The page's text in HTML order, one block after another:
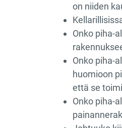
on niiden
Onko piha-
Onko piha-
huomioon
että se
Onko piha-